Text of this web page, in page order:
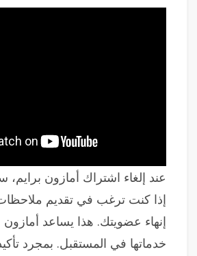
عند إلغاء اشتراك أمازون
إذا كنت ترغب في تقديم
إنهاء عضويتك. هذا يساعد
خدماتها في المستقبل. بمجرد تأكيد